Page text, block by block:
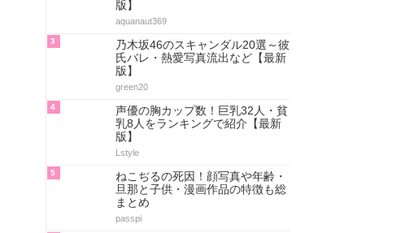
版】
aquanaut369
3
乃木坂46のスキャンダル20選～彼
氏バレ・熱愛写真流出など【最新
版】
green20
4
声優の胸カップ数！巨乳32人・貧
乳8人をランキングで紹介【最新
版】
Lstyle
5
ねこぢるの死因！顔写真や年齢・
旦那と子供・漫画作品の特徴も総
まとめ
passpi